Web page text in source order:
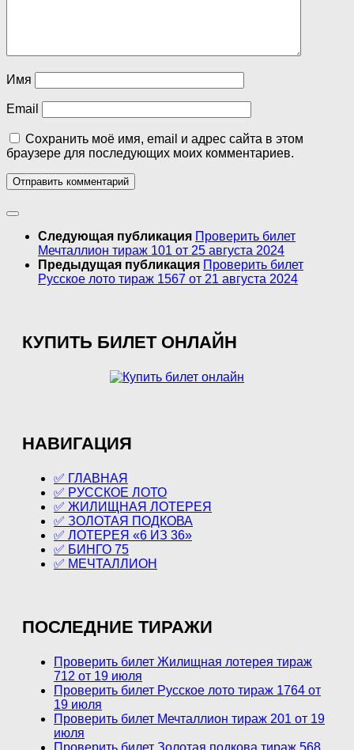
Имя
Email
Сохранить моё имя, email и адрес сайта в этом
браузере для последующих моих комментариев.
Следующая публикация Проверить билет
Мечталлион тираж 101 от 25 августа 2024
Предыдущая публикация Проверить билет
Русское лото тираж 1567 от 21 августа 2024
КУПИТЬ БИЛЕТ ОНЛАЙН
НАВИГАЦИЯ
✅ ГЛАВНАЯ
✅ РУССКОЕ ЛОТО
✅ ЖИЛИЩНАЯ ЛОТЕРЕЯ
✅ ЗОЛОТАЯ ПОДКОВА
✅ ЛОТЕРЕЯ «6 ИЗ 36»
✅ БИНГО 75
✅ МЕЧТАЛЛИОН
ПОСЛЕДНИЕ ТИРАЖИ
Проверить билет Жилищная лотерея тираж
712 от 19 июля
Проверить билет Русское лото тираж 1764 от
19 июля
Проверить билет Мечталлион тираж 201 от 19
июля